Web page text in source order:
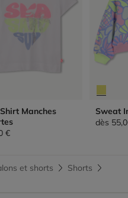
Manches
€
Sweat
dès
et shorts
Shorts